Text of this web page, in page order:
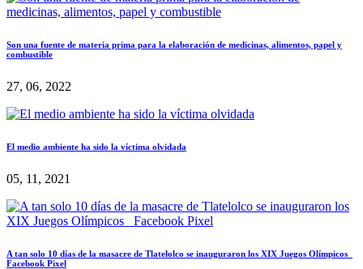
Son una fuente de materia prima para la elaboración de medicinas, alimentos, papel y
combustible
27, 06, 2022
El medio ambiente ha sido la víctima olvidada
05, 11, 2021
A tan solo 10 días de la masacre de Tlatelolco se inauguraron los XIX Juegos Olímpicos
Facebook Pixel